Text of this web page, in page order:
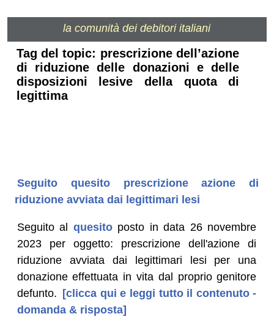
la comunità dei debitori italiani
Tag del topic: prescrizione dell’azione
di riduzione delle donazioni e delle
disposizioni lesive della quota di
legittima
Seguito quesito prescrizione azione di
riduzione avviata dai legittimari lesi
Seguito al quesitoposto in data 26 novembre
2023 per oggetto: prescrizione dell'azione di
riduzione avviata dai legittimari lesi per una
donazione effettuata in vita dal proprio genitore
defunto. [clicca qui e leggi tutto il contenuto -
domanda & risposta]